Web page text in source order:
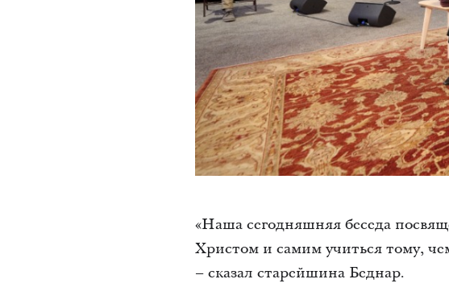
«Наша сегодняшняя беседа
Христом и самим учиться тому,
– сказал старейшина Беднар.